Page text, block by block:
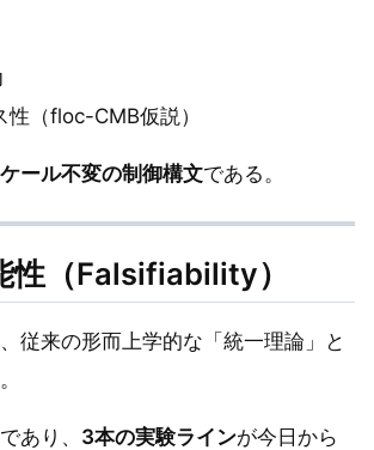
（floc-CMB仮説）
ール不変の制御構文である。
性（Falsifiability）
従来の形而上学的な「統一理論」と
あり、 3本の実験ラインが今日から